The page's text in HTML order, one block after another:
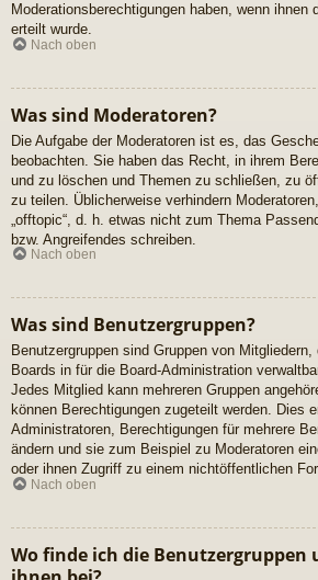
Moderationsberechtigungen haben, wenn ihnen
erteilt wurde.
Nach oben
Was sind Moderatoren?
Die Aufgabe der Moderatoren ist es, das
beobachten. Sie haben das Recht, in ihrem
und zu löschen und Themen zu schließen, zu
zu teilen. Üblicherweise verhindern
„offtopic“, d. h. etwas nicht zum Thema
bzw. Angreifendes schreiben.
Nach oben
Was sind Benutzergruppen?
Benutzergruppen sind Gruppen von
Boards in für die Board-Administration
Jedes Mitglied kann mehreren Gruppen
können Berechtigungen zugeteilt werden. Dies
Administratoren, Berechtigungen für mehrere
ändern und sie zum Beispiel zu Moderatoren
oder ihnen Zugriff zu einem nichtöffentlichen
Nach oben
Wo finde ich die Benutzergruppen